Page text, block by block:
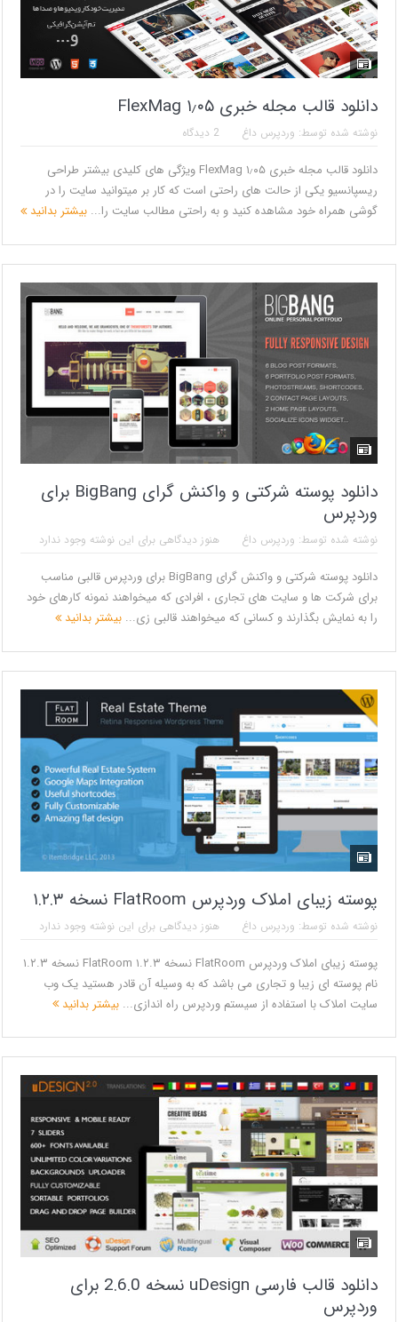
دانلود قالب مجله خبری ۱٫۰۵ FlexMag
نوشته شده توسط: وردپرس داغ 2 دیدگاه
دانلود قالب مجله خبری ۱٫۰۵ FlexMag ویژگی های کلیدی بیشتر طراحی
ریسپانسیو یکی از حالت های راحتی است که کار بر میتوانید سایت را در
گوشی همراه خود مشاهده کنید و به راحتی مطالب سایت را... بیشتر بدانید
دانلود پوسته شرکتی و واکنش گرای BigBang برای
وردپرس
نوشته شده توسط: وردپرس داغ هنوز دیدگاهی برای این نوشته وجود ندارد
دانلود پوسته شرکتی و واکنش گرای BigBang برای وردپرس قالبی مناسب
برای شرکت ها و سایت های تجاری ، افرادی که میخواهند نمونه کارهای خود
را به نمایش بگذارند و کسانی که میخواهند قالبی زی... بیشتر بدانید
پوسته زیبای املاک وردپرس FlatRoom نسخه ۱.۲.۳
نوشته شده توسط: وردپرس داغ هنوز دیدگاهی برای این نوشته وجود ندارد
پوسته زیبای املاک وردپرس FlatRoom نسخه ۱.۲.۳ FlatRoom نسخه ۱.۲.۳
نام پوسته ای زیبا و تجاری می باشد که به وسیله آن قادر هستید یک وب
سایت املاک با استفاده از سیستم وردپرس راه اندازی... بیشتر بدانید
دانلود قالب فارسی uDesign نسخه 2.6.0 برای
وردپرس